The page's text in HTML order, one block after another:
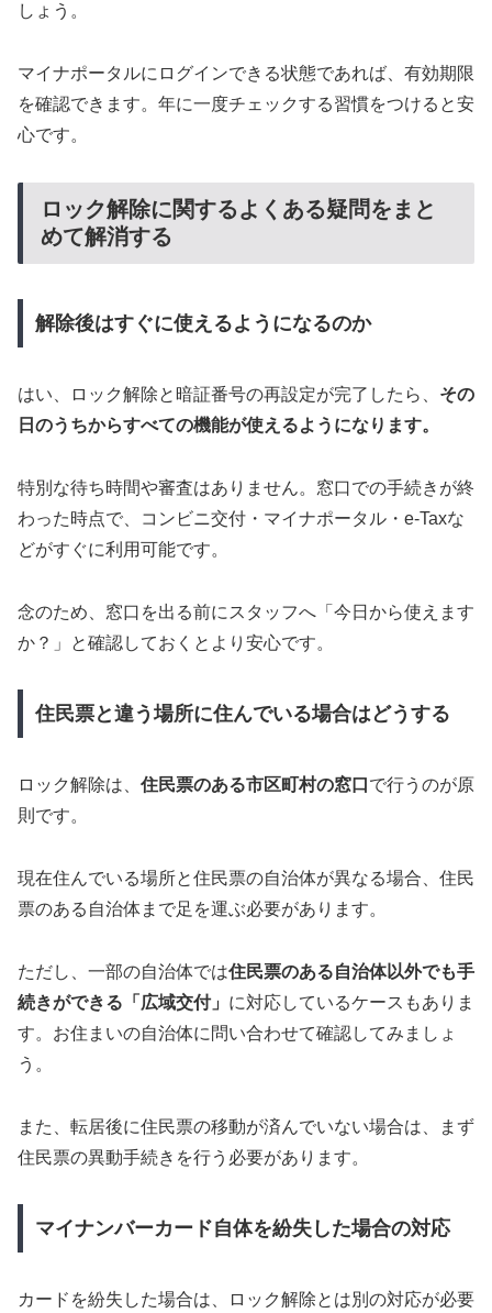
しょう。
マイナポータルにログインできる状態であれば、有効期限
を確認できます。年に一度チェックする習慣をつけると安
心です。
ロック解除に関するよくある疑問をまと
めて解消する
解除後はすぐに使えるようになるのか
はい、ロック解除と暗証番号の再設定が完了したら、 その
日のうちからすべての機能が使えるようになります。
特別な待ち時間や審査はありません。窓口での手続きが終
わった時点で、コンビニ交付・マイナポータル・e-Taxな
どがすぐに利用可能です。
念のため、窓口を出る前にスタッフへ「今日から使えます
か？」と確認しておくとより安心です。
住民票と違う場所に住んでいる場合はどうする
ロック解除は、 住民票のある市区町村の窓口 で行うのが原
則です。
現在住んでいる場所と住民票の自治体が異なる場合、住民
票のある自治体まで足を運ぶ必要があります。
ただし、一部の自治体では住民票のある自治体以外でも手
続きができる「広域交付」 に対応しているケースもありま
す。お住まいの自治体に問い合わせて確認してみましょ
う。
また、転居後に住民票の移動が済んでいない場合は、まず
住民票の異動手続きを行う必要があります。
マイナンバーカード自体を紛失した場合の対応
カードを紛失した場合は、ロック解除とは別の対応が必要